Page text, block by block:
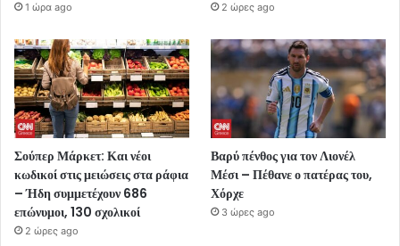
1 ώρα ago 2 ώρες ago
Σούπερ Μάρκετ: Και νέοι
κωδικοί στις μειώσεις στα ράφια
– Ήδη συμμετέχουν 686
επώνυμοι, 130 σχολικοί
2 ώρες ago
Βαρύ πένθος για τον Λιονέλ
Μέσι – Πέθανε ο πατέρας του,
Χόρχε
3 ώρες ago